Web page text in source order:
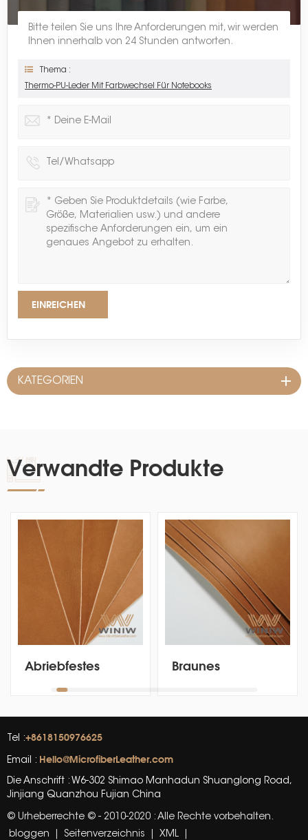
Bitte teilen Sie uns Ihre Anforderungen mit, wir werden
Ihnen innerhalb von 24 Stunden antworten.
Thema :
Thermo-PU-Leder Mit Farbwechsel Für Notebooks
EINREICHEN
KATEGORIEN
Verwandte Produkte
Abriebfestes
für Etiketten
Braunes
veganem Leder
Tel :+8618150976625
Email : Hello@MicrofiberLeather.com
Die Anschrift : W6-302 Shimao Manhadun Shuanglong Road,
Jinjiang Quanzhou Fujian China
© Urheberrechte © - 2010-2020 : Alle Rechte vorbehalten.
bloggen
Seitenverzeichnis XML